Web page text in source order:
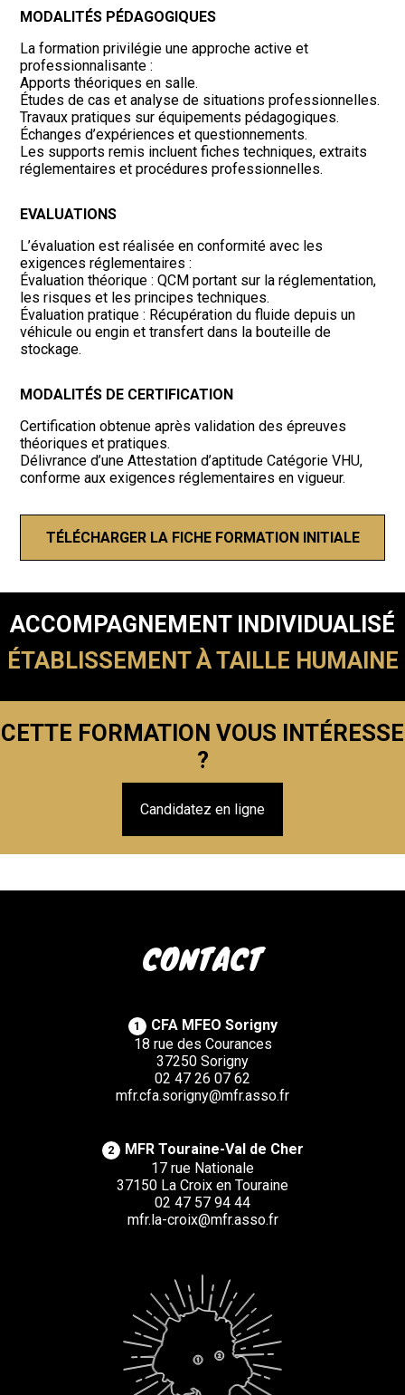
MODALITÉS PÉDAGOGIQUES
La formation privilégie une approche active et
professionnalisante :
Apports théoriques en salle.
Études de cas et analyse de situations professionnelles.
Travaux pratiques sur équipements pédagogiques.
Échanges d’expériences et questionnements.
Les supports remis incluent fiches techniques, extraits
réglementaires et procédures professionnelles.
EVALUATIONS
L’évaluation est réalisée en conformité avec les
exigences réglementaires :
Évaluation théorique : QCM portant sur la réglementation,
les risques et les principes techniques.
Évaluation pratique : Récupération du fluide depuis un
véhicule ou engin et transfert dans la bouteille de
stockage.
MODALITÉS DE CERTIFICATION
Certification obtenue après validation des épreuves
théoriques et pratiques.
Délivrance d’une Attestation d’aptitude Catégorie VHU,
conforme aux exigences réglementaires en vigueur.
TÉLÉCHARGER LA FICHE FORMATION INITIALE
ACCOMPAGNEMENT INDIVIDUALISÉ
ÉTABLISSEMENT À TAILLE HUMAINE
CETTE FORMATION VOUS INTÉRESSE
?
Candidatez en ligne
CONTACT
1
CFA MFEO Sorigny
18 rue des Courances
37250 Sorigny
02 47 26 07 62
mfr.cfa.sorigny@mfr.asso.fr
2
MFR Touraine-Val de Cher
17 rue Nationale
37150 La Croix en Touraine
02 47 57 94 44
mfr.la-croix@mfr.asso.fr